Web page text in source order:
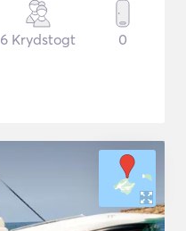
6 Krydstogt 0